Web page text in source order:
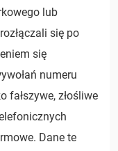
lub
się po
się
numeru
fałszywe, złośliwe
Dane te